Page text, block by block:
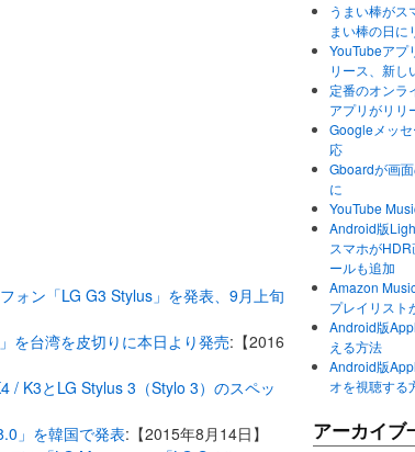
ォン「LG G3 Stylus」を発表、9月上旬
を台湾を皮切りに本日より発売:【2016
/ K3とLG Stylus 3（Stylo 3）のスペッ
」を韓国で発表:【2015年8月14日】
うまい棒がス
まい棒の日に
YouTubeアプ
リース、新し
定番のオンラ
アプリがリリ
Googleメッ
応
Gboardが画
に
YouTube
Android版
スマホが
ールも追加
Amazon
プレイリスト
Android版
える方法
Android版
オを視聴する
アーカイブ